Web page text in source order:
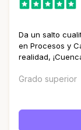
Da un salto
en Procesos y
realidad,
Grado superior